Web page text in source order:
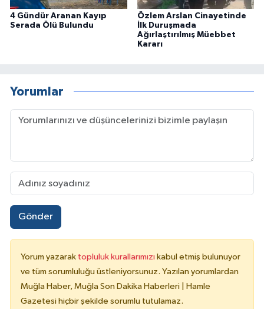
4 Gündür Aranan Kayıp
Serada Ölü Bulundu
Özlem Arslan Cinayetinde
İlk Duruşmada
Ağırlaştırılmış Müebbet
Kararı
Yorumlar
Gönder
Yorum yazarak topluluk kurallarımızı kabul etmiş bulunuyor
ve tüm sorumluluğu üstleniyorsunuz. Yazılan yorumlardan
Muğla Haber, Muğla Son Dakika Haberleri | Hamle
Gazetesi hiçbir şekilde sorumlu tutulamaz.